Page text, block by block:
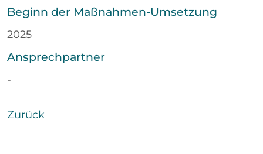
Beginn der Maßnahmen-Umsetzung
2025
Ansprechpartner
-
Zurück